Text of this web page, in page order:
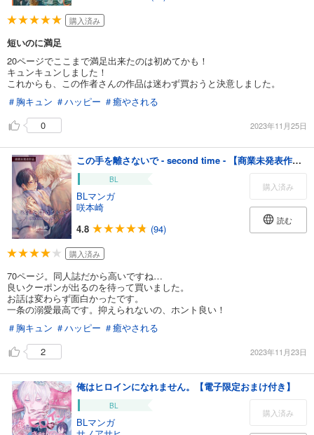
購入済み
短いのに満足
20ページでここまで満足出来たのは初めてかも！
キュンキュンしました！
これからも、この作者さんの作品は迷わず買おうと決意しました。
＃胸キュン ＃ハッピー ＃癒やされる
0
2023年11月25日
この手を離さないで - second time - 【商業未発表作品70P】
BL
BLマンガ
咲本崎
4.8
(94)
購入済み
読む
購入済み
70ページ。同人誌だから高いですね…
良いクーポンが出るのを待って買いました。
お話は変わらず面白かったです。
一条の溺愛最高です。抑えられないの、ホント良い！
＃胸キュン ＃ハッピー ＃癒やされる
2
2023年11月23日
俺はヒロインになれません。【電子限定おまけ付き】
BL
BLマンガ
購入済み